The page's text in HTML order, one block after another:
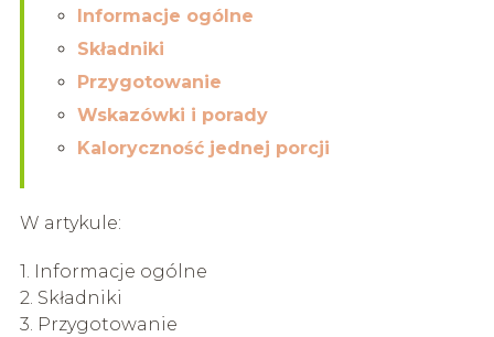
Informacje ogólne
Składniki
Przygotowanie
Wskazówki i porady
Kaloryczność jednej porcji
W artykule:
1. Informacje ogólne
2. Składniki
3. Przygotowanie